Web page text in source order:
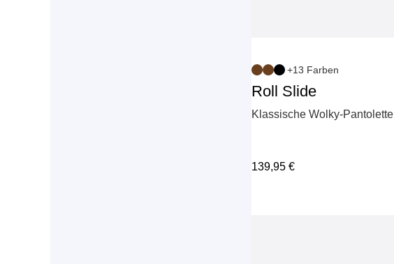
+13 Farben
Roll Slide
Klassische Wolky-Pantolette
139,95 €